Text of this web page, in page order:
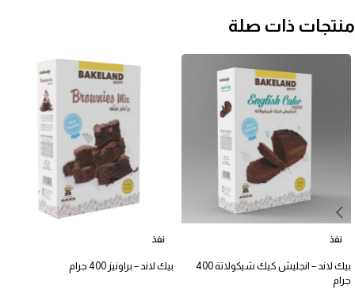
منتجات ذات صلة
نفذ
بيك لاند – انجليش كيك شيكولاتة 400
جرام
نفذ
بيك لاند – براونيز 400 جرام